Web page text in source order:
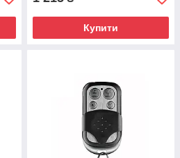
Купити